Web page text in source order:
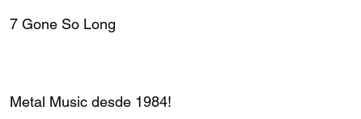
7 Gone So Long
Metal Music desde 1984!